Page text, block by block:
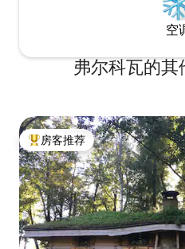
空
弗尔科瓦的
热门「房客推荐」
房客推荐